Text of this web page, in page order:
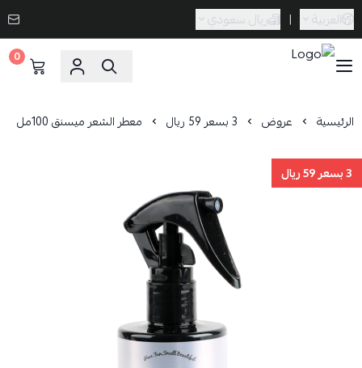
العربية | ريال سعودي
0
الرئيسية عروض 3 بسعر 59 ريال معطر الشعر ميسنق 100مل
3 بسعر 59 ريال